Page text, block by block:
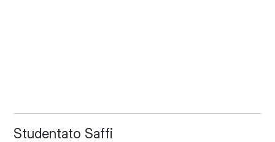
Studentato Saffi